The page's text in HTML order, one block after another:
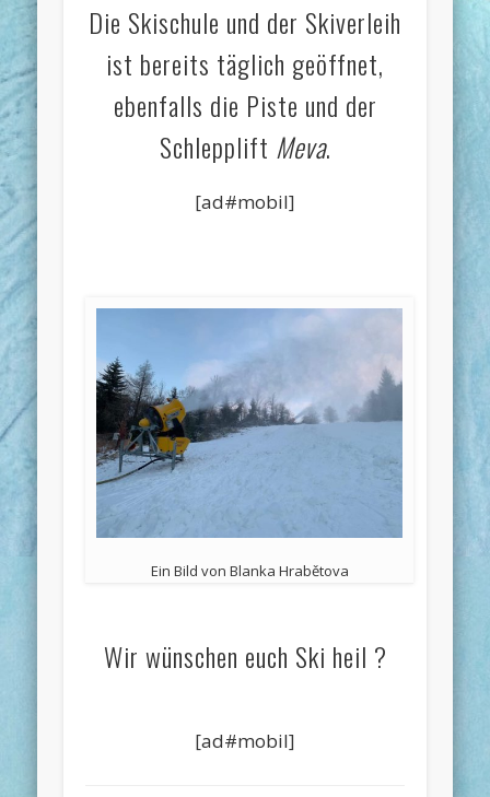
Die Skischule und der Skiverleih
ist bereits täglich geöffnet,
ebenfalls die Piste und der
Schlepplift Meva.
[ad#mobil]
Ein Bild von Blanka Hrabětova
Wir wünschen euch Ski heil ?
[ad#mobil]